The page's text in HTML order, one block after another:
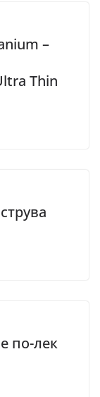
–
Thin
по-лек